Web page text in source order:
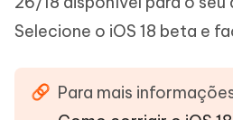
Selecione o iOS 18 beta e
Para mais